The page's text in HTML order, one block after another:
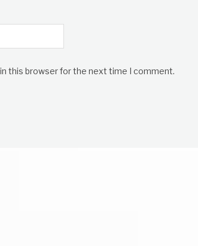
this browser for the next time I comment.